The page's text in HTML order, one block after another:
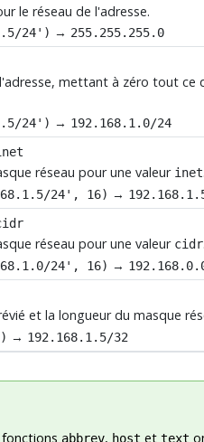
le réseau de l'adresse.
24') → 255.255.255.0
mettant à zéro tout
24') → 192.168.1.0/24
réseau pour une valeur inet
24', 16) →
réseau pour une valeur cidr
24', 16) →
et la longueur du masque
→ 192.168.1.5/32
fonctions abbrev, host et text